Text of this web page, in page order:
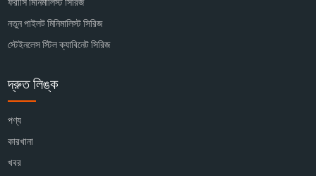
নতুন পাইলট মিনিমালিস্ট সিরিজ
স্টেইনলেস স্টিল ক্যাবিনেট সিরিজ
দ্রুত লিঙ্ক
পণ্য
কারখানা
খবর